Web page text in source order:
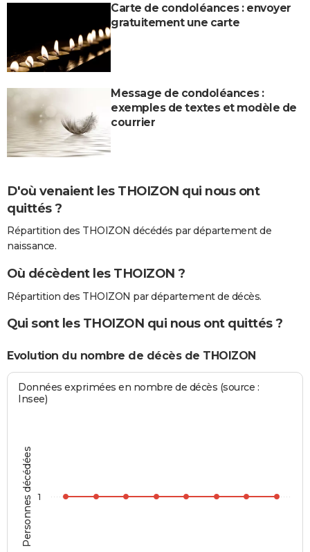
Carte de condoléances : envoyer
gratuitement une carte
Message de condoléances :
exemples de textes et modèle de
courrier
D'où venaient les THOIZON qui nous ont
quittés ?
Répartition des THOIZON décédés par département de
naissance.
Où décèdent les THOIZON ?
Répartition des THOIZON par département de décès.
Qui sont les THOIZON qui nous ont quittés ?
Evolution du nombre de décès de THOIZON
Personnes décédées
Données exprimées en nombre de décès (source :
Insee)
1